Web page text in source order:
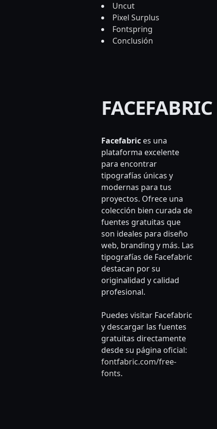
Uncut
Pixel Surplus
Fontspring
Conclusión
FACEFABRIC
Facefabrices una
plataforma excelente
para encontrar
tipografías únicas y
modernas para tus
proyectos. Ofrece una
colección bien curada de
fuentes gratuitas que
son ideales para diseño
web, branding y más. Las
tipografías de Facefabric
destacan por su
originalidad y calidad
profesional.
Puedes visitar Facefabric
y descargar las fuentes
gratuitas directamente
desde su página oficial:
fontfabric.com/free-
fonts.